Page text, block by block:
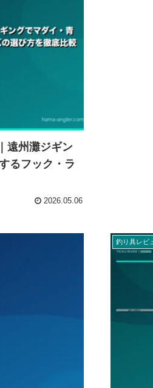
遠州灘ジギン
るフック・ラ
2026.05.06
釣り具レビ